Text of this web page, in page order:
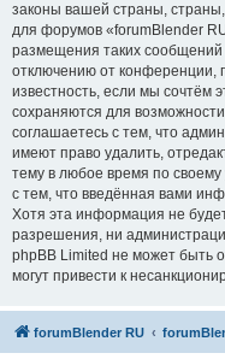
законы вашей страны, страны,
для форумов «forumBlender
размещения таких
отключению от конференции,
известность, если мы сочтём
сохраняются для
соглашаетесь с тем, что
имеют право удалить,
тему в любое время по
с тем, что введённая вами
Хотя эта информация не
разрешения, ни
phpBB Limited не может быть
могут привести к
forumBlender RU